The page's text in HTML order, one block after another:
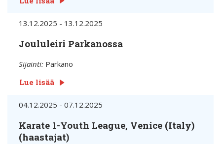
13.12.2025 - 13.12.2025
Joululeiri Parkanossa
Sijainti: Parkano
Lue lisää
04.12.2025 - 07.12.2025
Karate 1-Youth League, Venice (Italy)
(haastajat)